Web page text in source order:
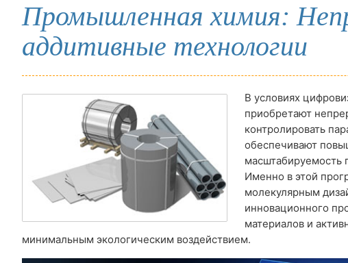
Промышленная химия:
аддитивные технологии
В условиях
приобретают
контролировать
обеспечивают
масштабируемость
Именно в этой
молекулярным
инновационного
материалов и
минимальным экологическим воздействием.